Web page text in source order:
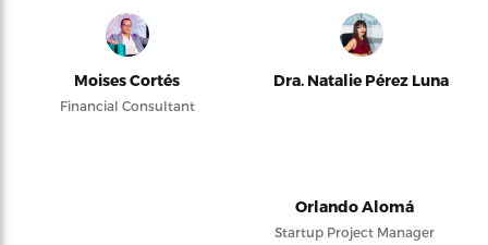
Moises Cortés
Financial Consultant
Dra. Natalie Pérez Luna
Orlando Alomá
Startup Project Manager